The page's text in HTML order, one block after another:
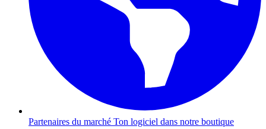
Partenaires du marché Ton logiciel dans notre boutique